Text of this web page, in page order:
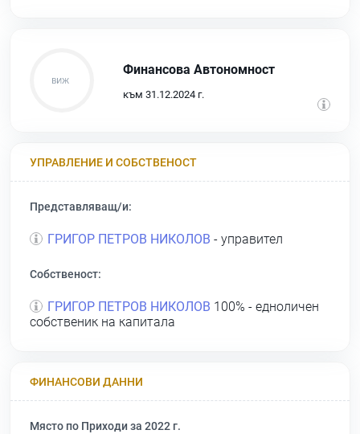
Финансова Автономност
към 31.12.2024 г.
УПРАВЛЕНИЕ И СОБСТВЕНОСТ
Представляващ/и:
ГРИГОР ПЕТРОВ НИКОЛОВ - управител
Собственост:
ГРИГОР ПЕТРОВ НИКОЛОВ 100% - едноличен
собственик на капитала
ФИНАНСОВИ ДАННИ
Място по Приходи за 2022 г.